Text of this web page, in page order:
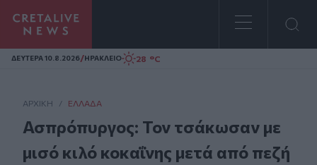
Homepage
ΔΕΥΤΕΡΑ 10.8.2026/ΗΡΑΚΛΕΙΟ 28 °C
ΑΡΧΙΚΗ / ΕΛΛΆΔΑ
Ασπρόπυργος: Τον τσάκωσαν με
μισό κιλό κοκαΐνης μετά από πεζή